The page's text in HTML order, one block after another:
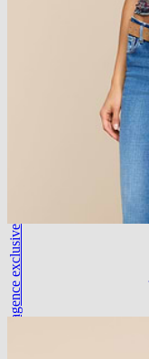
l'agence exclusive